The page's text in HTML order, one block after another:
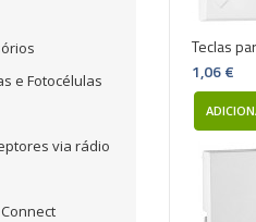
e Fotocélulas
via rádio
Teclas
1,06 €